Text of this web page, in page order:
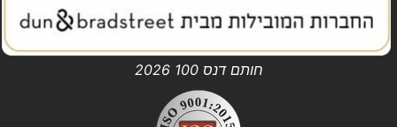
חותם דנס 100 2026